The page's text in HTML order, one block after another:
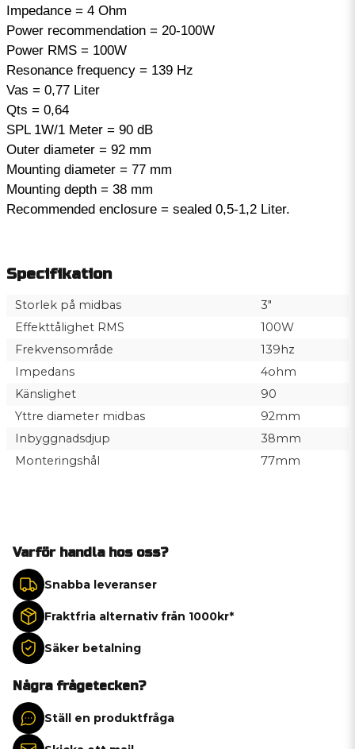
Impedance = 4 Ohm
Power recommendation = 20-100W
Power RMS = 100W
Resonance frequency = 139 Hz
Vas = 0,77 Liter
Qts = 0,64
SPL 1W/1 Meter = 90 dB
Outer diameter = 92 mm
Mounting diameter = 77 mm
Mounting depth = 38 mm
Recommended enclosure = sealed 0,5-1,2 Liter.
Specifikation
Storlek på midbas
3"
Effekttålighet RMS
100W
Frekvensområde
139hz
Impedans
4ohm
Känslighet
90
Yttre diameter midbas
92mm
Inbyggnadsdjup
38mm
Monteringshål
77mm
Varför handla hos oss?
Snabba leveranser
Fraktfria alternativ från 1000kr*
Säker betalning
Några frågetecken?
Ställ en produktfråga